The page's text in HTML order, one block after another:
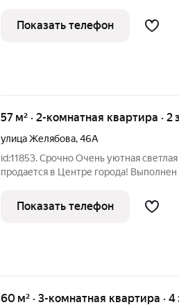
на 3 этаже четырёхэтажного дома.
узел раздельный,
Показать телефон
57 м² · 2-комнатная квартира · 2
улица Желябова,46А
id:11853. Срочно Очень уютная светлая 2/х комнатная квартира
продается в Центре города!
удобную атмосферу для всех членов
Вся встроенная
Показать телефон
60 м² · 3-комнатная квартира ·